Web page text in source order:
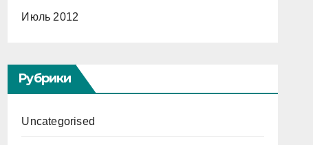
Июль 2012
Рубрики
Uncategorised